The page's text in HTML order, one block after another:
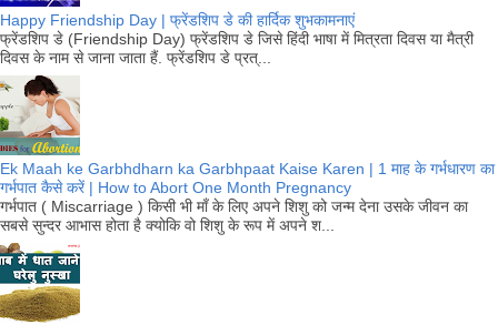
Happy Friendship Day | फ्रेंडशिप डे की हार्दिक शुभकामनाएं
फ्रेंडशिप डे (Friendship Day) फ्रेंडशिप डे जिसे हिंदी भाषा में मित्रता दिवस या मैत्री
दिवस के नाम से जाना जाता हैं. फ्रेंडशिप डे प्रत्...
Ek Maah ke Garbhdharn ka Garbhpaat Kaise Karen | 1 माह के गर्भधारण का
गर्भपात कैसे करें | How to Abort One Month Pregnancy
गर्भपात ( Miscarriage ) किसी भी माँ के लिए अपने शिशु को जन्म देना उसके जीवन का
सबसे सुन्दर आभास होता है क्योकि वो शिशु के रूप में अपने श...